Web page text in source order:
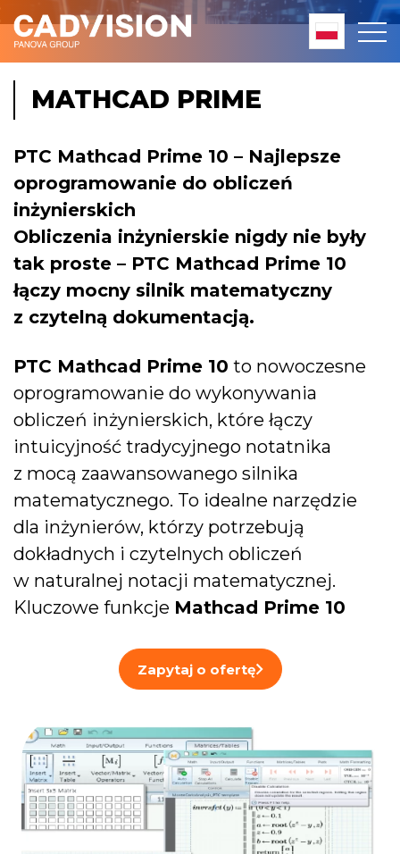
MATHCAD PRIME
PTC Mathcad Prime 10 – Najlepsze
oprogramowanie do obliczeń
inżynierskich
Obliczenia inżynierskie nigdy nie były
tak proste – PTC Mathcad Prime 10
łączy mocny silnik matematyczny
z czytelną dokumentacją.
PTC Mathcad Prime 10 to nowoczesne
oprogramowanie do wykonywania
obliczeń inżynierskich, które łączy
intuicyjność tradycyjnego notatnika
z mocą zaawansowanego silnika
matematycznego. To idealne narzędzie
dla inżynierów, którzy potrzebują
dokładnych i czytelnych obliczeń
w naturalnej notacji matematycznej.
Kluczowe funkcje Mathcad Prime 10
Zapytaj o ofertę